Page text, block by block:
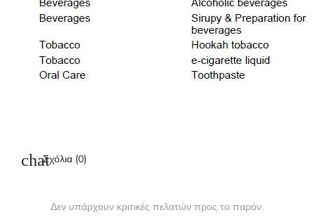
Σχόλια (0)
Δεν υπάρχουν κριτικές πελατών προς το παρόν.